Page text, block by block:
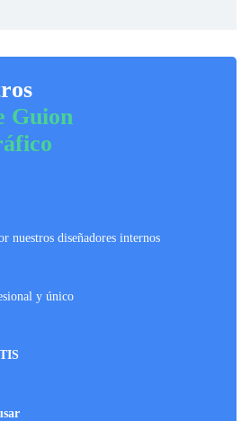
Guion
nuestros diseñadores internos
y único